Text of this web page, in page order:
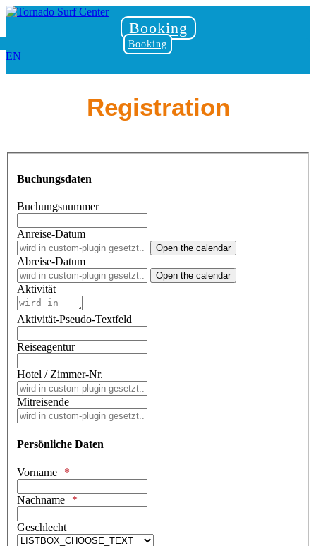
Booking
Booking
EN
Registration
Buchungsdaten
Buchungsnummer
Anreise-Datum
Open the calendar
Abreise-Datum
Open the calendar
Aktivität
Aktivität-Pseudo-Textfeld
Reiseagentur
Hotel / Zimmer-Nr.
Mitreisende
Persönliche Daten
Vorname
Nachname
Geschlecht